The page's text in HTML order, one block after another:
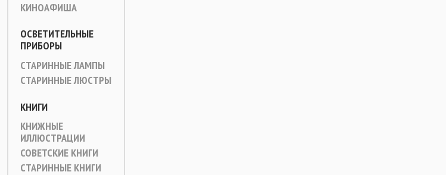
КИНОАФИША
ОСВЕТИТЕЛЬНЫЕ
ПРИБОРЫ
СТАРИННЫЕ ЛАМПЫ
СТАРИННЫЕ ЛЮСТРЫ
КНИГИ
КНИЖНЫЕ
ИЛЛЮСТРАЦИИ
СОВЕТСКИЕ КНИГИ
СТАРИННЫЕ КНИГИ